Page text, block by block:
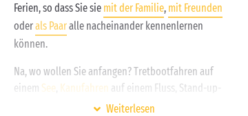
Ferien, so dass Sie sie mit der Familie, mit Freunden
oderals Paaralle nacheinander kennenlernen
können.
Na, wo wollen Sie anfangen? Tretbootfahren auf
einem See Kanufahren auf einem Fluss, Stand-up-
Paddling auf den ruhigen Gewässern des
Weiterlesen